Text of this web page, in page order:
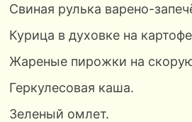
Свиная рулька варено-
Курица в духовке на
Жареные пирожки на
Геркулесовая каша.
Зеленый омлет.